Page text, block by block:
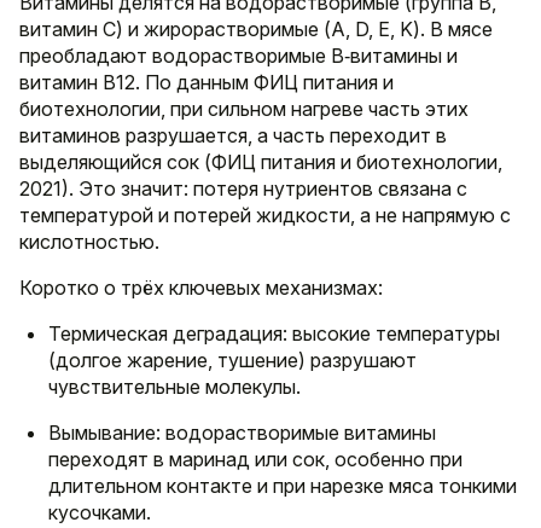
витамин C) и жирорастворимые (A, D, E, K). В мясе
преобладают водорастворимые B‑витамины и
витамин B12. По данным ФИЦ питания и
биотехнологии, при сильном нагреве часть этих
витаминов разрушается, а часть переходит в
выделяющийся сок (ФИЦ питания и биотехнологии,
2021). Это значит: потеря нутриентов связана с
температурой и потерей жидкости, а не напрямую с
кислотностью.
Коротко о трёх ключевых механизмах:
Термическая деградация: высокие температуры
(долгое жарение, тушение) разрушают
чувствительные молекулы.
Вымывание: водорастворимые витамины
переходят в маринад или сок, особенно при
длительном контакте и при нарезке мяса тонкими
кусочками.